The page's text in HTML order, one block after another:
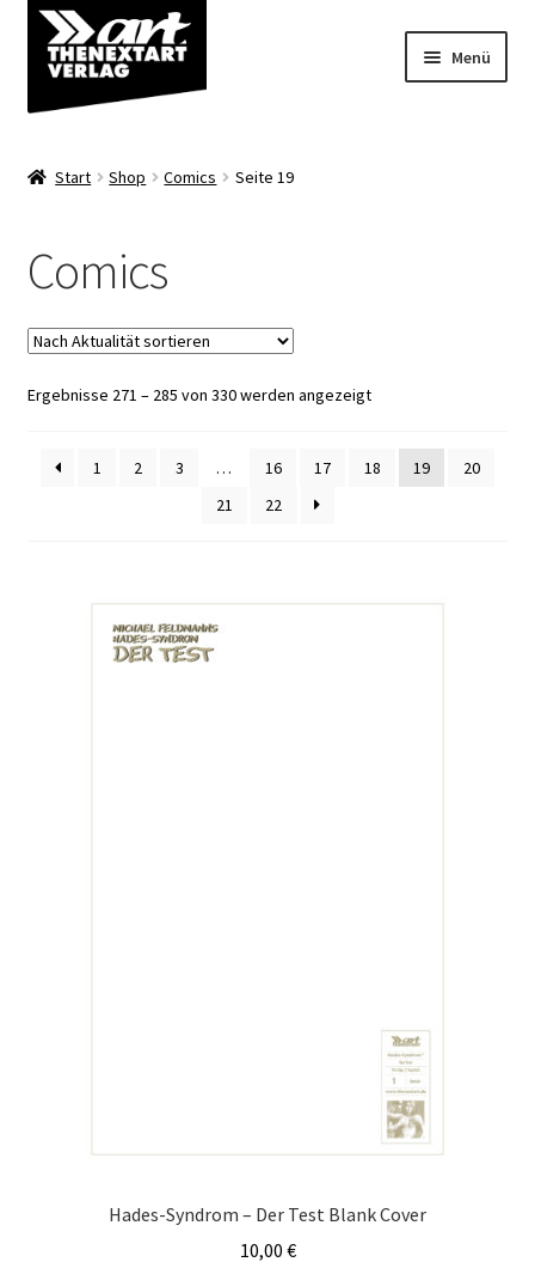
Zur
Navigation
springen
Zum
Inhalt
springen
Menü
Comics
Variantcover
Blank Sketch Cover
Artbooks/Alben/Bücher
EGS European Grading Service
Start Shop Comics Seite 19
Comics
Ergebnisse 271 – 285 von 330 werden angezeigtNach
sortiert
1
2 3 … 16 17 18 19
20
21
22
Hades-Syndrom – Der Test Blank Cover
10,00 €